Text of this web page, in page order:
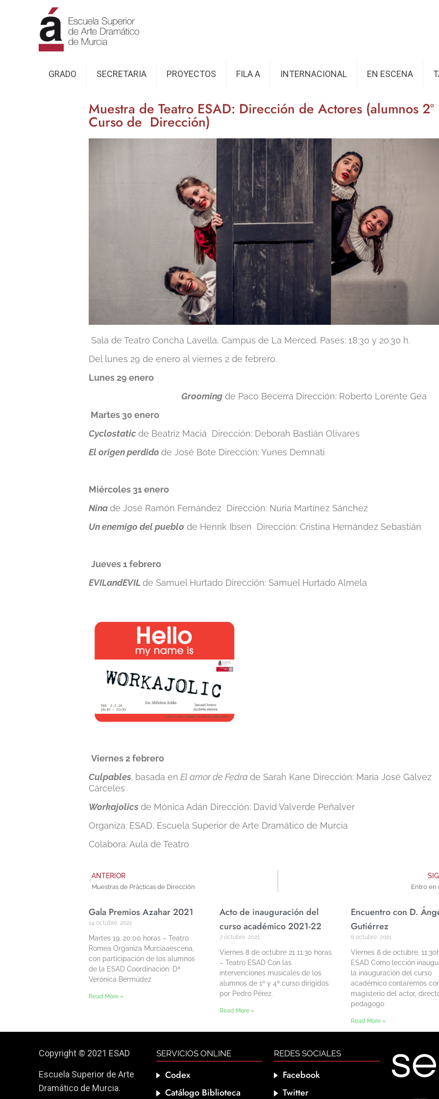
GRADO SECRETARIA PROYECTOS FILA A INTERNACIONAL EN ESCENA
Muestra de Teatro ESAD: Dirección de Actores (alumnos 2º
Curso de Dirección)
Sala de Teatro Concha Lavella, Campus de La Merced. Pases: 18:30 y 20:30 h.
Del lunes 29 de enero al viernes 2 de febrero.
Lunes 29 enero
Groomingde Paco Becerra Dirección: Roberto Lorente Gea
Martes 30 enero
Cyclostaticde Beatriz Maciá Dirección: Deborah Bastián Olivares
El origen perdido de José Bote Dirección: Yunes Demnati
Miércoles 31 enero
Ninade José Ramón Fernández Dirección: Nuria Martínez Sánchez
Un enemigo del pueblo de Henrik Ibsen Dirección: Cristina Hernández Sebastián
Jueves 1 febrero
EVILandEVIL de Samuel Hurtado Dirección: Samuel Hurtado Almela
Viernes 2 febrero
Culpables, basada en El amor de Fedra de Sarah Kane Dirección: María José Gálvez
Cárceles
Workajolics de Mónica Adán Dirección: David Valverde Peñalver
Organiza: ESAD, Escuela Superior de Arte Dramático de Murcia
Colabora: Aula de Teatro
ANTERIOR
Muestras de Prácticas de Dirección Entro en
Gala Premios Azahar 2021
14 octubre, 2021
Martes 19. 20:00 horas – Teatro
Romea Organiza Murciaaescena,
con participación de los alumnos
de la ESAD Coordinación: Dª
Verónica Bermúdez
Read More »
Acto de inauguración del
curso académico 2021-22
7 octubre, 2021
Viernes 8 de octubre 21 11:30 horas
– Teatro ESAD Con las
intervenciones musicales de los
alumnos de 1º y 4º curso dirigidos
por Pedro Pérez.
Read More »
Encuentro con D.
Gutiérrez
6 octubre, 2021
Viernes 8 de octubre.
ESAD Como lección
la inauguración del curso
académico contaremos
magisterio del actor,
pedagogo
Read More »
Copyright © 2021 ESAD
Escuela Superior de Arte
Dramático de Murcia.
SERVICIOS ONLINE
Codex
Catálogo Biblioteca
REDES SOCIALES
Facebook
Twitter